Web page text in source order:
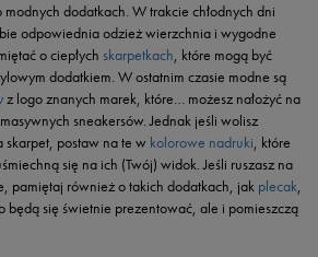
dodatkach. W trakcie chłodnych dni
odpowiednia odzież wierzchnia i wygodne
o ciepłych skarpetkach, które mogą być
dodatkiem. W ostatnim czasie modne są
z logo znanych marek, które… możesz nałożyć na
sneakersów. Jednak jeśli wolisz
skarpet, postaw na te w kolorowe nadruki, które
się na ich (Twój) widok. Jeśli ruszasz na
pamiętaj również o takich dodatkach, jak plecak,
będą się świetnie prezentować, ale i pomieszczą